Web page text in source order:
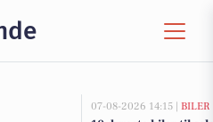
07-08-2026 14:15 | BILER